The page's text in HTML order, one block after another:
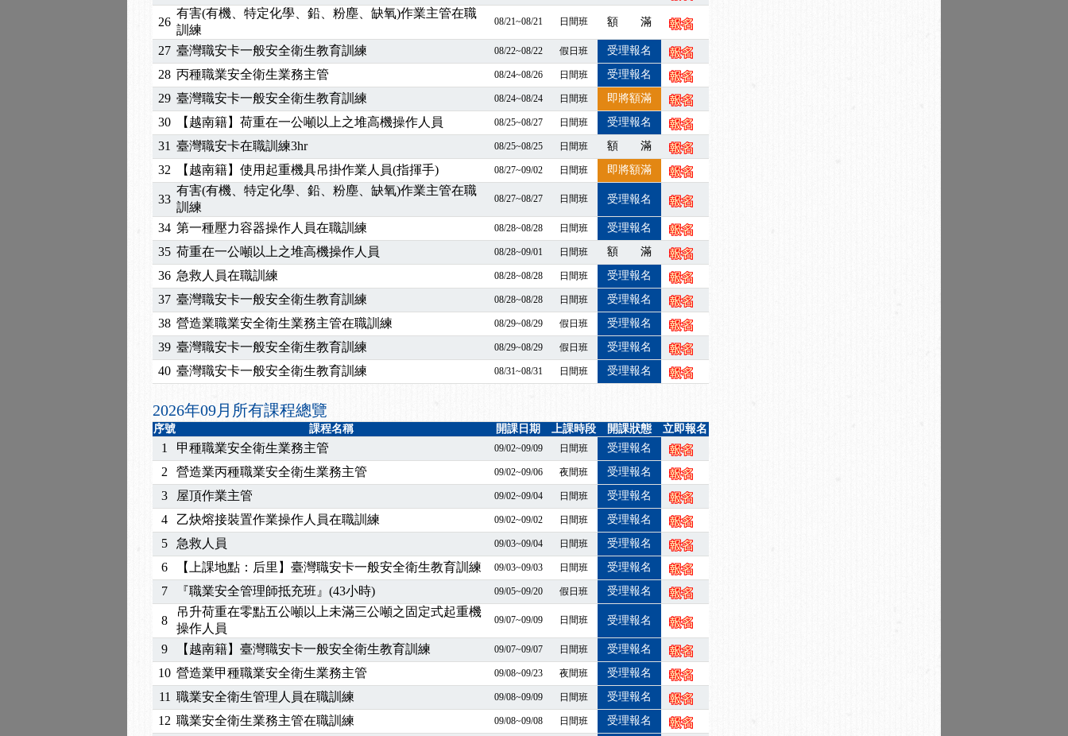
2025/01/21「高壓氣體製造安全主任」、「隧道等襯砌作業主管」及「潛水作業主管」安全衛生教育訓練之結
訓測驗
2025/01/15
2026/07/15【免費研習】115年製造業危害預防職場安衛法令研討會
2026/07/08【中心公告】因應颱風來襲，若遇停班停課消息 補課及測驗時間將另行通知
2026/05/06【產業人才投資】06/03-06/08堆高機課程，政府出錢補助學費，請您上課，開始囉~~
2026/04/24 【製程安全評估人員】開課囉
2025/11/11【中心公告】颱風假11/12停班停課
2025/11/10【中心公告】因應颱風來襲，若遇停班停課消息 補課及測驗時間將另行通知
2025/10/30 【進修課程】2026年，課程意見蒐集~
2025/08/20【進修課程】SDS格式百百種？專業講師帶您判斷正確性！
2025/08/12
【中心公告】因應颱風來襲，若遇停班停課消息 補課及測驗時間將另行通知
2025/07/06【中心公告】颱風假114/07/07停班停課
2025/06/06
【進修課程】～～前導課程看這邊推出囉～～
2025/05/29【進修課程】前導課程推出公告！
2025/04/28【進修課程】要怎麼進修自我？課程百百種選擇好困難！快來祐昕學院官網看看吧！
2025/01/21 「高壓氣體製造安全主任」、「隧道等襯砌作業主管」及「潛水作業主管」安全衛生教育訓練之結
訓測驗
2025/01/15【線上課程】碳中和核心職能系列課程資訊
2026/07/15【免費研習】115年製造業危害預防職場安衛法令研討會
2026/07/08 【中心公告】因應颱風來襲，若遇停班停課消息 補課及測驗時間將另行通知
2026/05/06【產業人才投資】06/03-06/08堆高機課程，政府出錢補助學費，請您上課，開始囉~~
2026/04/24【製程安全評估人員】開課囉
2025/11/11【中心公告】颱風假11/12停班停課
2025/11/10【中心公告】因應颱風來襲，若遇停班停課消息 補課及測驗時間將另行通知
2025/10/30【進修課程】2026年，課程意見蒐集~
2025/08/20【進修課程】SDS格式百百種？專業講師帶您判斷正確性！
2025/08/12【中心公告】因應颱風來襲，若遇停班停課消息 補課及測驗時間將另行通知
2025/07/06【中心公告】颱風假114/07/07停班停課
2025/06/06
2025/05/29【進修課程】前導課程推出公告！
2025/04/28 【進修課程】要怎麼進修自我？課程百百種選擇好困難！快來祐昕學院官網看看吧！
2025/01/21「高壓氣體製造安全主任」、「隧道等襯砌作業主管」及「潛水作業主管」安全衛生教育訓練之結
訓測驗
2025/01/15
2026/07/15 【免費研習】115年製造業危害預防職場安衛法令研討會
2026/07/08【中心公告】因應颱風來襲，若遇停班停課消息 補課及測驗時間將另行通知
2026/05/06【產業人才投資】06/03-06/08堆高機課程，政府出錢補助學費，請您上課，開始囉~~
2026/04/24 【製程安全評估人員】開課囉
2025/11/11【中心公告】颱風假11/12停班停課
26
有害(有機、特定化學、鉛、粉塵、缺氧)作業主管在職
訓練
08/21~08/21 日間班 額 滿
27 臺灣職安卡一般安全衛生教育訓練 08/22~08/22 假日班 受理報名
28 丙種職業安全衛生業務主管 08/24~08/26 日間班 受理報名
29 臺灣職安卡一般安全衛生教育訓練 08/24~08/24 日間班 即將額滿
30 【越南籍】荷重在一公噸以上之堆高機操作人員 08/25~08/27 日間班 受理報名
31 臺灣職安卡在職訓練3hr 08/25~08/25 日間班 額 滿
32 【越南籍】使用起重機具吊掛作業人員(指揮手) 08/27~09/02 日間班 即將額滿
33
有害(有機、特定化學、鉛、粉塵、缺氧)作業主管在職
訓練
08/27~08/27 日間班 受理報名
34 第一種壓力容器操作人員在職訓練 08/28~08/28 日間班 受理報名
35 荷重在一公噸以上之堆高機操作人員 08/28~09/01 日間班 額 滿
36 急救人員在職訓練 08/28~08/28 日間班 受理報名
37 臺灣職安卡一般安全衛生教育訓練 08/28~08/28 日間班 受理報名
38 營造業職業安全衛生業務主管在職訓練 08/29~08/29 假日班 受理報名
39 臺灣職安卡一般安全衛生教育訓練 08/29~08/29 假日班 受理報名
40 臺灣職安卡一般安全衛生教育訓練 08/31~08/31 日間班 受理報名
2026年09月所有課程總覽
序號 課程名稱 開課日期 上課時段 開課狀態 立即報名
1 甲種職業安全衛生業務主管 09/02~09/09 日間班 受理報名
2 營造業丙種職業安全衛生業務主管 09/02~09/06 夜間班 受理報名
3 屋頂作業主管 09/02~09/04 日間班 受理報名
4 乙炔熔接裝置作業操作人員在職訓練 09/02~09/02 日間班 受理報名
5 急救人員 09/03~09/04 日間班 受理報名
6 【上課地點：后里】臺灣職安卡一般安全衛生教育訓練 09/03~09/03 日間班 受理報名
7 『職業安全管理師抵充班』(43小時) 09/05~09/20 假日班 受理報名
8
吊升荷重在零點五公噸以上未滿三公噸之固定式起重機
操作人員
09/07~09/09 日間班 受理報名
9 【越南籍】臺灣職安卡一般安全衛生教育訓練 09/07~09/07 日間班 受理報名
10 營造業甲種職業安全衛生業務主管 09/08~09/23 夜間班 受理報名
11 職業安全衛生管理人員在職訓練 09/08~09/09 日間班 受理報名
12 職業安全衛生業務主管在職訓練 09/08~09/08 日間班 受理報名